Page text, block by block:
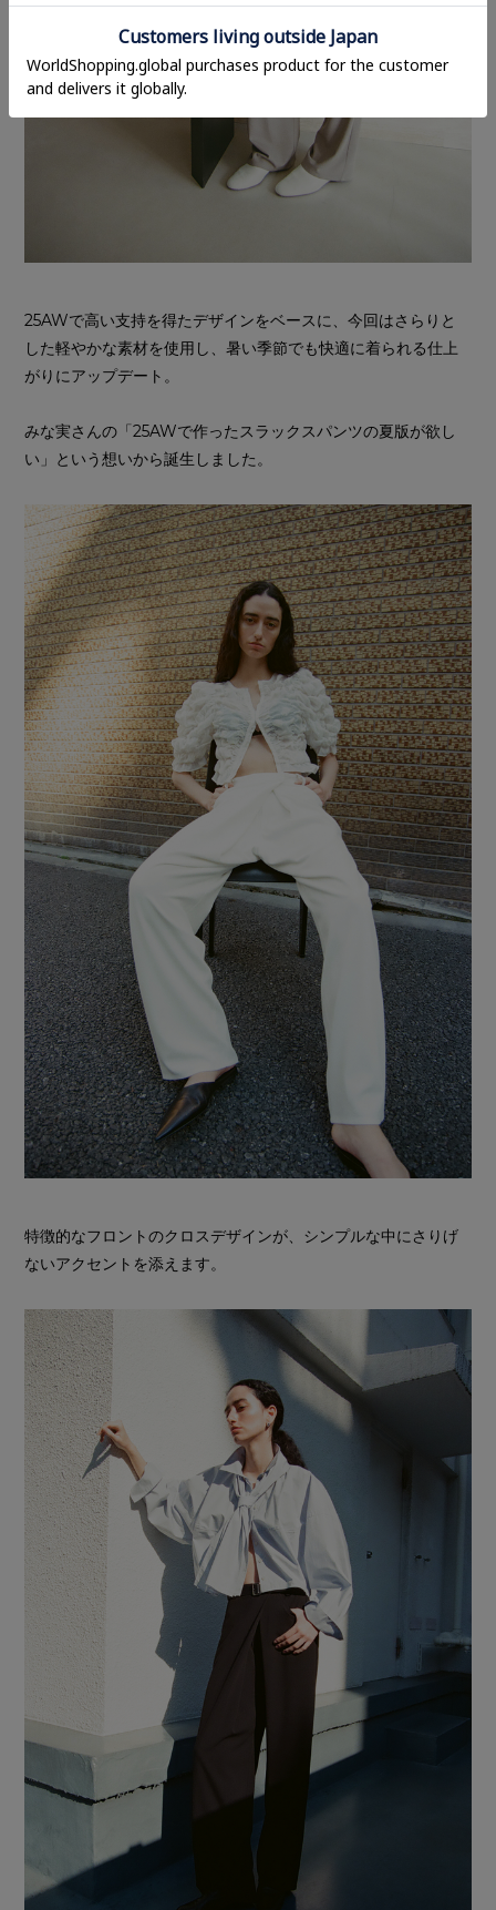
25AWで高い支持を得たデザインをベースに、今回はさらりと
した軽やかな素材を使用し、暑い季節でも快適に着られる仕上
がりにアップデート。
みな実さんの「25AWで作ったスラックスパンツの夏版が欲し
い」という想いから誕生しました。
特徴的なフロントのクロスデザインが、シンプルな中にさりげ
ないアクセントを添えます。